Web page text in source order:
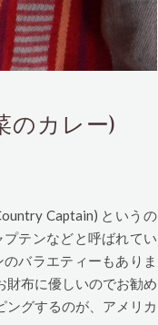
のカレー)
Captain) というの
テンなどと呼ばれてい
バラエティーもありま
財布に優しいのでお勧め
グするのが、アメリカ